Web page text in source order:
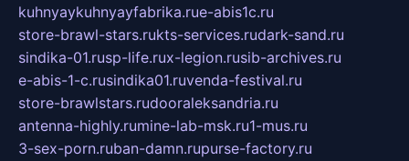
kuhnyaykuhnyayfabrika.rue-abis1c.ru
store-brawl-stars.rukts-services.rudark-sand.ru
sindika-01.rusp-life.rux-legion.rusib-archives.ru
e-abis-1-c.rusindika01.ruvenda-festival.ru
store-brawlstars.rudooraleksandria.ru
antenna-highly.rumine-lab-msk.ru1-mus.ru
3-sex-porn.ruban-damn.rupurse-factory.ru